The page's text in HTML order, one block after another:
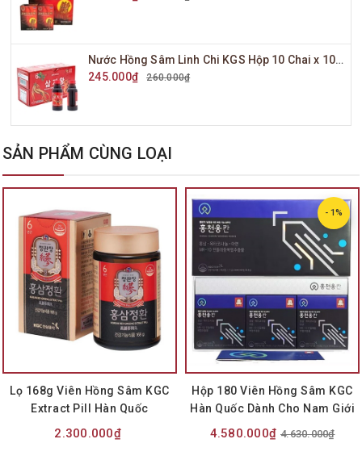
Nước Hồng Sâm Linh Chi KGS Hộp 10 Chai x 100ml
245.000₫
260.000₫
SẢN PHẨM CÙNG LOẠI
Lọ 168g Viên Hồng Sâm KGC
Extract Pill Hàn Quốc
2.300.000₫
- 1%
Hộp 180 Viên Hồng Sâm KGC
Hàn Quốc Dành Cho Nam Giới
4.580.000₫ 4.630.000₫